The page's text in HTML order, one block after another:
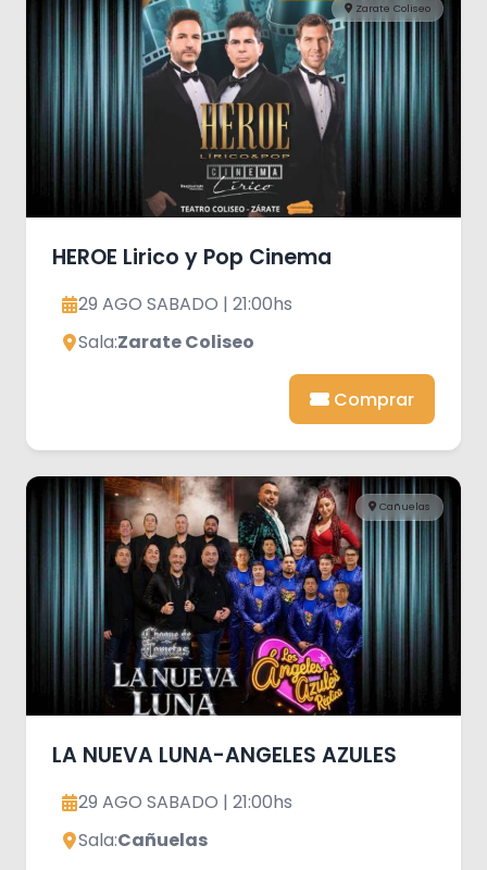
Zarate Coliseo
HEROE Lirico y Pop Cinema
29 AGO SABADO | 21:00hs
Sala:Zarate Coliseo
Comprar
Cañuelas
LA NUEVA LUNA-ANGELES AZULES
29 AGO SABADO | 21:00hs
Sala:Cañuelas